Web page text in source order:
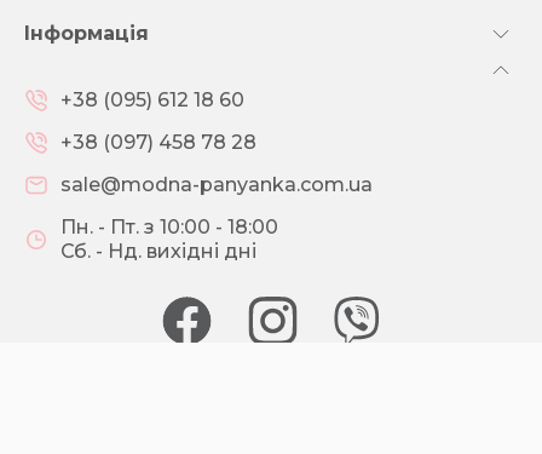
Інформація
+38 (095) 612 18 60
+38 (097) 458 78 28
sale@modna-panyanka.com.ua
Пн. - Пт. з 10:00 - 18:00
Сб. - Нд. вихідні дні